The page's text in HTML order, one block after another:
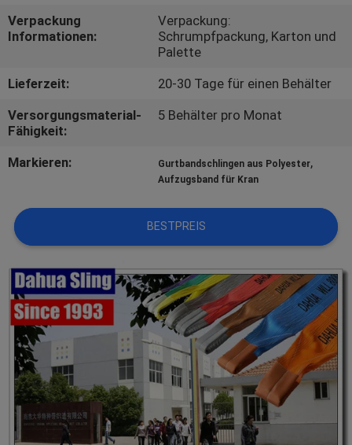
TRETEN
MIT
UNS
IN
VERBINDUNG
FORDERN
SIE
EIN
ZITAT
NACHRICHTEN
Verpackung
Informationen:
Verpackung:
Schrumpfpackung, Karton und
Palette
Lieferzeit:
20-30 Tage für einen Behälter
Versorgungsmaterial-
Fähigkeit:
5 Behälter pro Monat
Markieren: Gurtbandschlingen aus Polyester,
Aufzugsband für Kran
BESTPREIS